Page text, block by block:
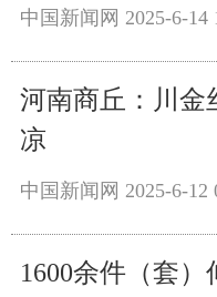
中国新闻网 2025-6-14
河南商丘：川金
凉
中国新闻网 2025-6-12
1600余件（套）